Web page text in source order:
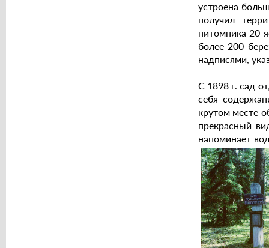
устроена
получил
питомника 20
более 200
надписями,
С 1898 г. сад
себя
крутом месте
прекрасный
напоминает